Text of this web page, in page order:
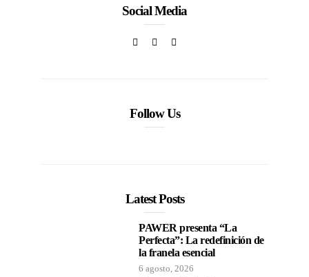
Social Media
Follow Us
Latest Posts
PAWER presenta “La
Perfecta”: La redefinición de
la franela esencial
6 agosto, 2026